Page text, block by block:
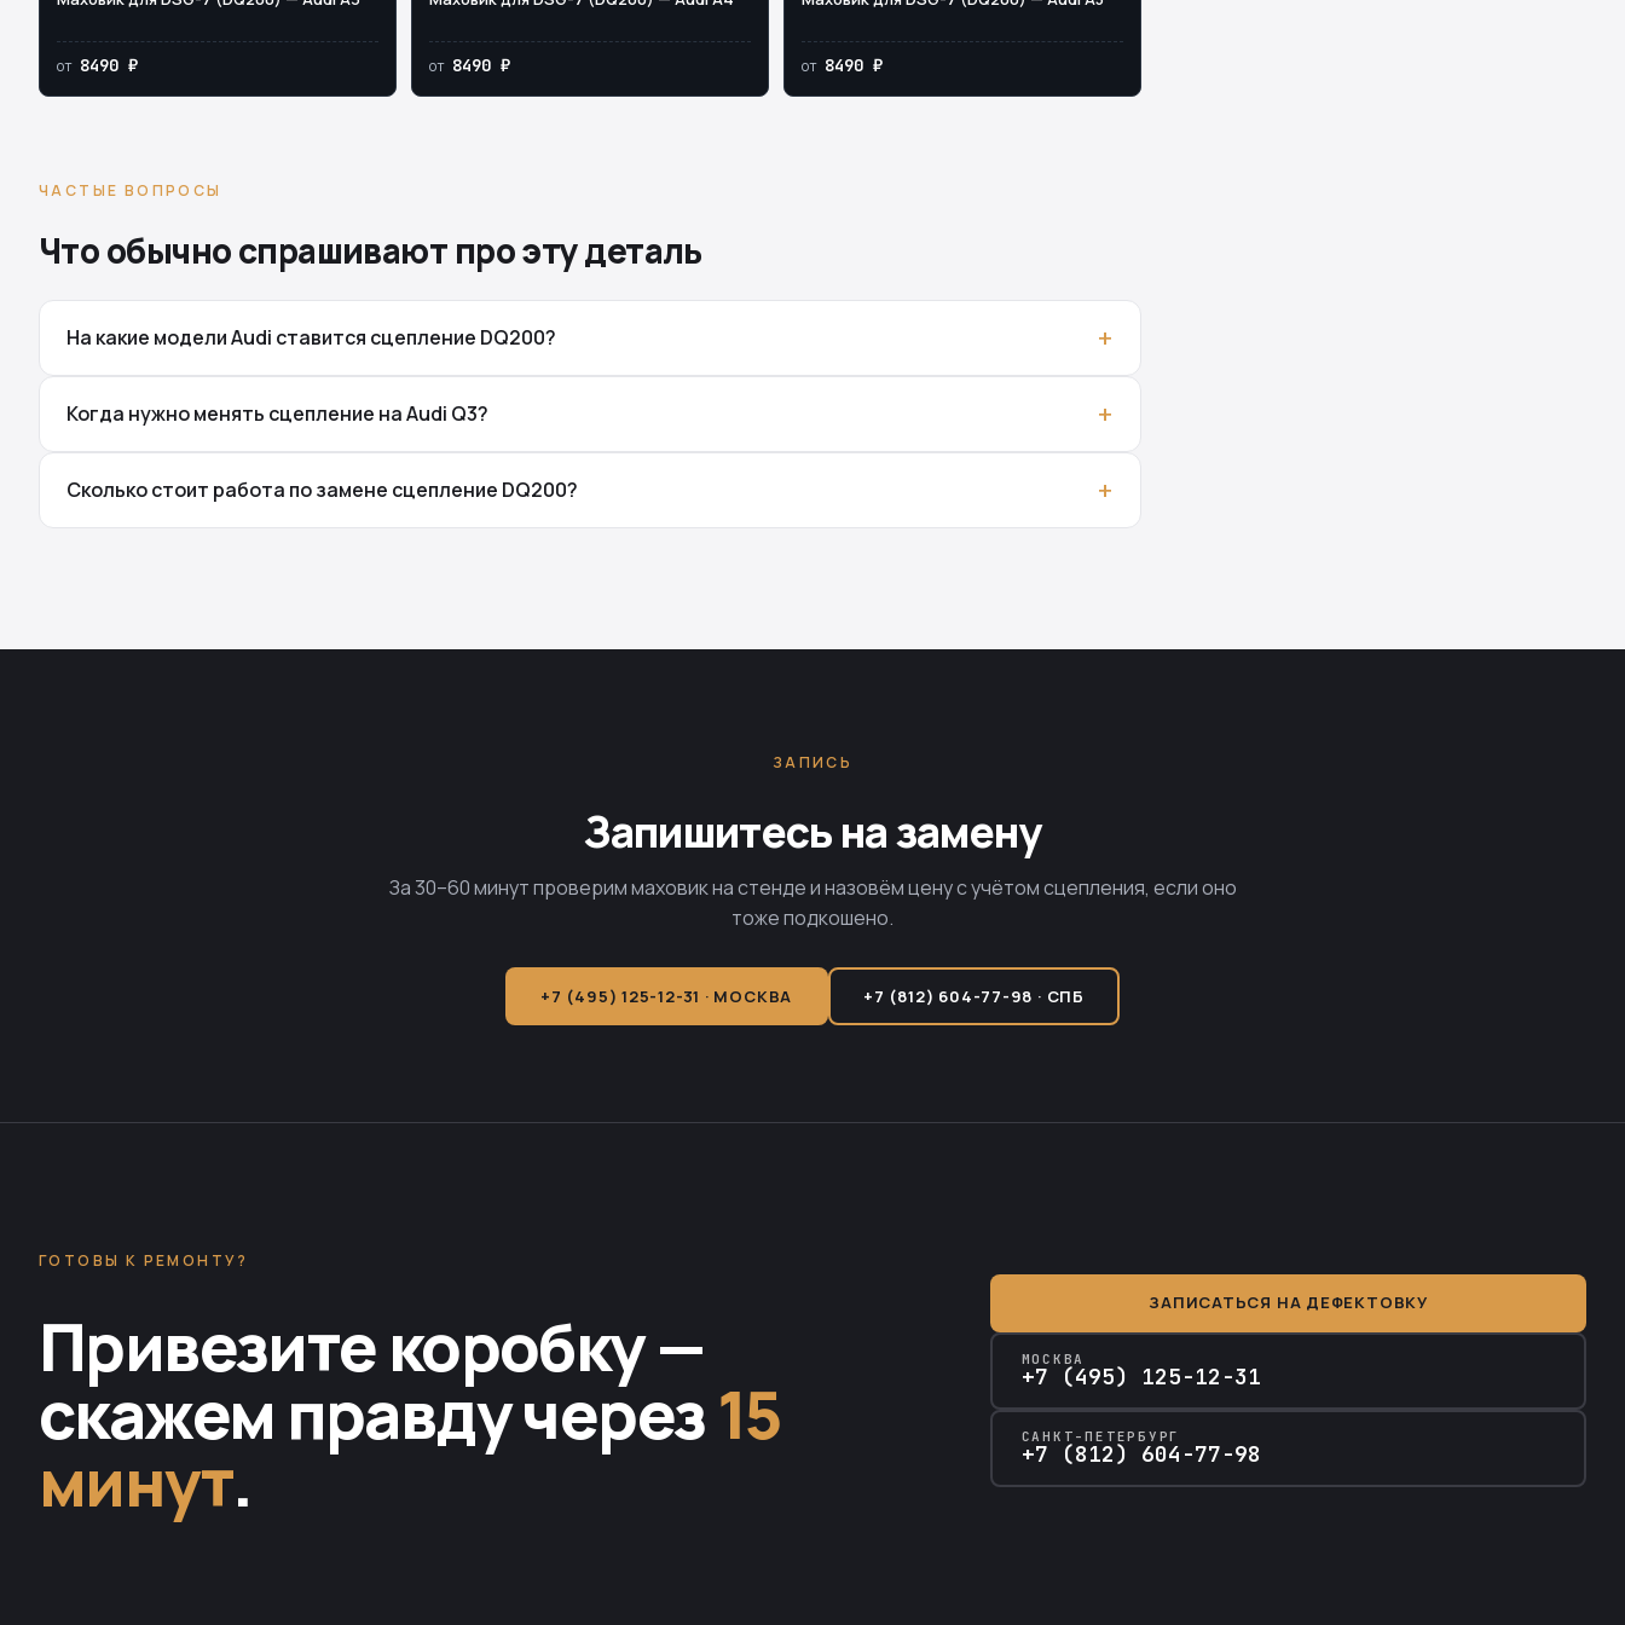
от 8490 ₽ от 8490 ₽ от 8490 ₽
ЧАСТЫЕ ВОПРОСЫ
Что обычно спрашивают про эту деталь
На какие модели Audi ставится сцепление DQ200?
Когда нужно менять сцепление на Audi Q3?
Сколько стоит работа по замене сцепление DQ200?
ЗАПИСЬ
Запишитесь на замену
За 30–60 минут проверим маховик на стенде и назовём цену с учётом сцепления, если оно
тоже подкошено.
+7 (495) 125-12-31 · МОСКВА +7 (812) 604-77-98 · СПБ
ГОТОВЫ К РЕМОНТУ?
Привезите коробку —
скажем правду через15
минут.
ЗАПИСАТЬСЯ НА ДЕФЕКТОВКУ
МОСКВА
+7 (495) 125-12-31
САНКТ-ПЕТЕРБУРГ
+7 (812) 604-77-98